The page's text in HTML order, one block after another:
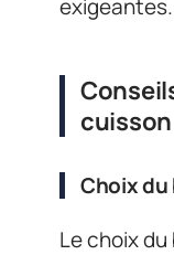
exigeantes.
Choix
Le choix